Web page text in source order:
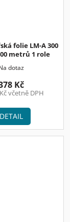
folie LM-A 300
mm x 1500 metrů 1 role
dotaz
včetně DPH
Kč
DETAIL